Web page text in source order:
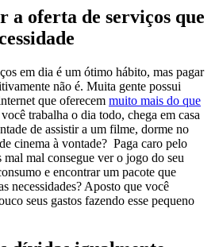
a oferta de serviços que
em dia é um ótimo hábito, mas pagar
não é. Muita gente possui
que oferecem muito mais do que
você trabalha o dia todo, chega em casa
de assistir a um filme, dorme no
cinema à vontade? Paga caro pelo
mal consegue ver o jogo do seu
e encontrar um pacote que
necessidades? Aposto que você
seus gastos fazendo esse pequeno